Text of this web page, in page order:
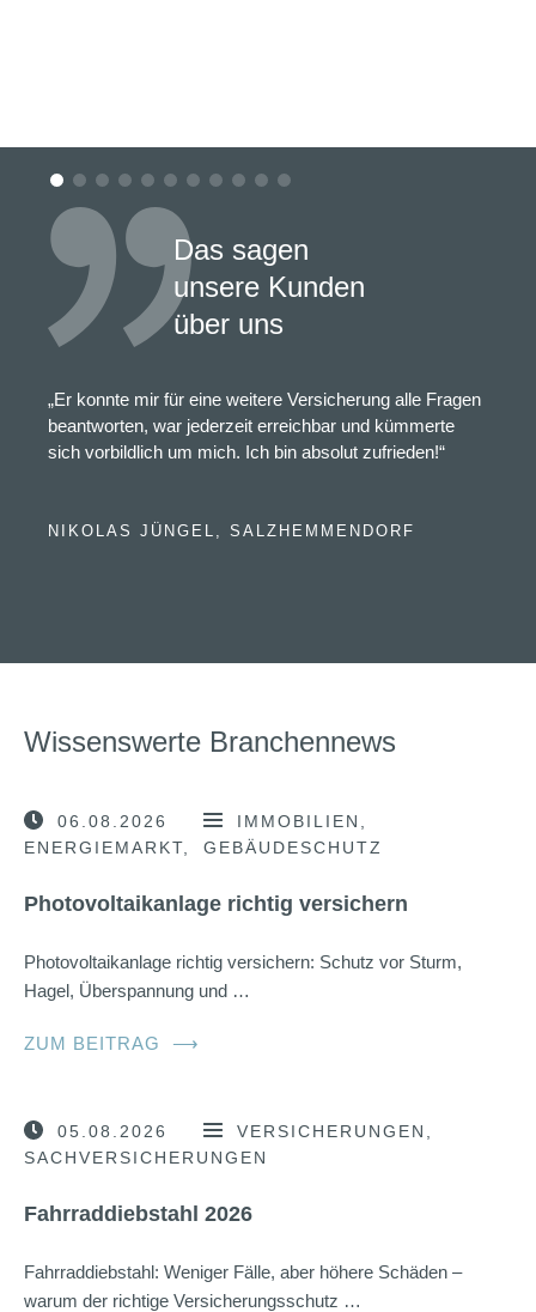
Das sagen
unsere Kunden
über uns
„Er konnte mir für eine weitere Versicherung alle Fragen
beantworten, war jederzeit erreichbar und kümmerte
sich vorbildlich um mich. Ich bin absolut zufrieden!“
NIKOLAS JÜNGEL, SALZHEMMENDORF
Wissenswerte Branchennews
06.08.2026
IMMOBILIEN
ENERGIEMARKT
GEBÄUDESCHUTZ
Photovoltaikanlage richtig versichern
Photovoltaikanlage richtig versichern: Schutz vor Sturm,
Hagel, Überspannung und …
ZUM BEITRAG ⟶
05.08.2026
VERSICHERUNGEN
SACHVERSICHERUNGEN
Fahrraddiebstahl 2026
Fahrraddiebstahl: Weniger Fälle, aber höhere Schäden –
warum der richtige Versicherungsschutz …